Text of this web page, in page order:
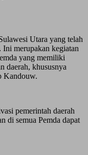
Utara yang telah
merupakan kegiatan
yang memiliki
daerah, khususnya
Kandouw.
pemerintah daerah
di semua Pemda dapat